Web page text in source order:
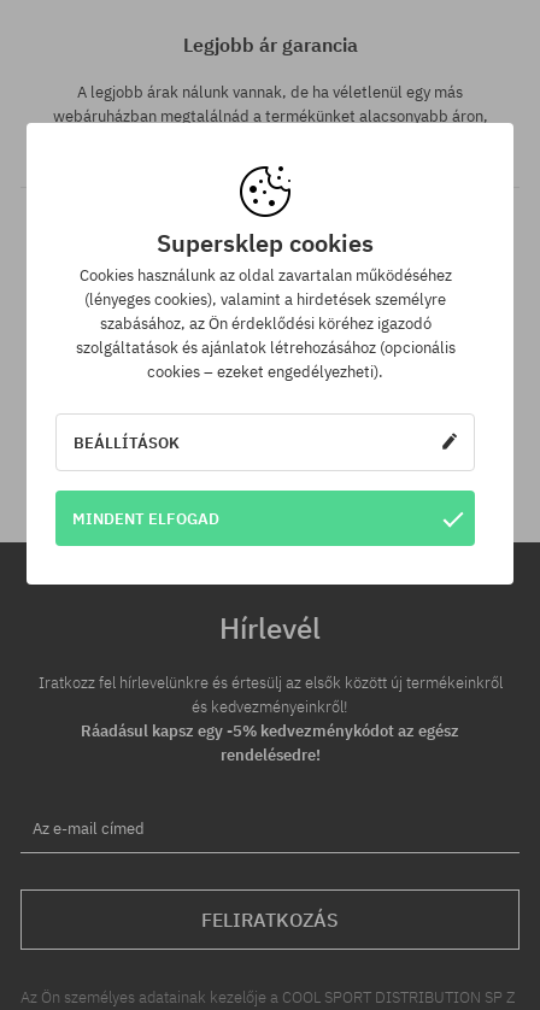
Legjobb ár garancia
A legjobb árak nálunk vannak, de ha véletlenül egy más
webáruházban megtalálnád a termékünket alacsonyabb áron,
30 nap az áru viszaküldésére
Hírlevél
Iratkozz fel hírlevelünkre és értesülj az elsők között új termékeinkről
és kedvezményeinkről!
Ráadásul kapsz egy -5% kedvezménykódot az egész
rendelésedre!
Az e-mail címed
FELIRATKOZÁS
Az Ön személyes adatainak kezelője a COOL SPORT DISTRIBUTION SP Z
Supersklep cookies
Cookies használunk az oldal zavartalan működéséhez
(lényeges cookies), valamint a hirdetések személyre
szabásához, az Ön érdeklődési köréhez igazodó
szolgáltatások és ajánlatok létrehozásához (opcionális
cookies – ezeket engedélyezheti).
BEÁLLÍTÁSOK
MINDENT ELFOGAD